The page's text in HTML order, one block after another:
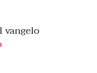
vangelo